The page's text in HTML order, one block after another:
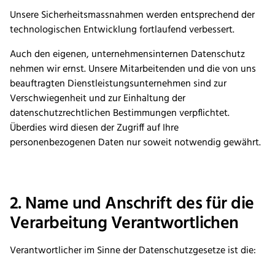
Unsere Sicherheitsmassnahmen werden entsprechend der
technologischen Entwicklung fortlaufend verbessert.
Auch den eigenen, unternehmensinternen Datenschutz
nehmen wir ernst. Unsere Mitarbeitenden und die von uns
beauftragten Dienstleistungsunternehmen sind zur
Verschwiegenheit und zur Einhaltung der
datenschutzrechtlichen Bestimmungen verpflichtet.
Überdies wird diesen der Zugriff auf Ihre
personenbezogenen Daten nur soweit notwendig gewährt.
2. Name und Anschrift des für die
Verarbeitung Verantwortlichen
Verantwortlicher im Sinne der Datenschutzgesetze ist die: